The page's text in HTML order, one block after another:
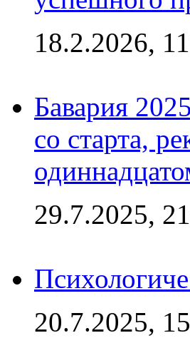
18.2.2026,
Бавария
со старта,
29.7.2025,
20.7.2025,